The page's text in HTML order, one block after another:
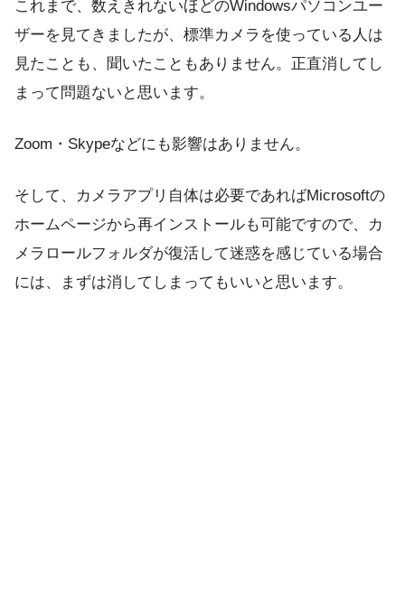
これまで、数えきれないほどのWindowsパソコンユー
ザーを見てきましたが、標準カメラを使っている人は
見たことも、聞いたこともありません。正直消してし
まって問題ないと思います。
Zoom・Skypeなどにも影響はありません。
そして、カメラアプリ自体は必要であればMicrosoftの
ホームページから再インストールも可能ですので、カ
メラロールフォルダが復活して迷惑を感じている場合
には、まずは消してしまってもいいと思います。